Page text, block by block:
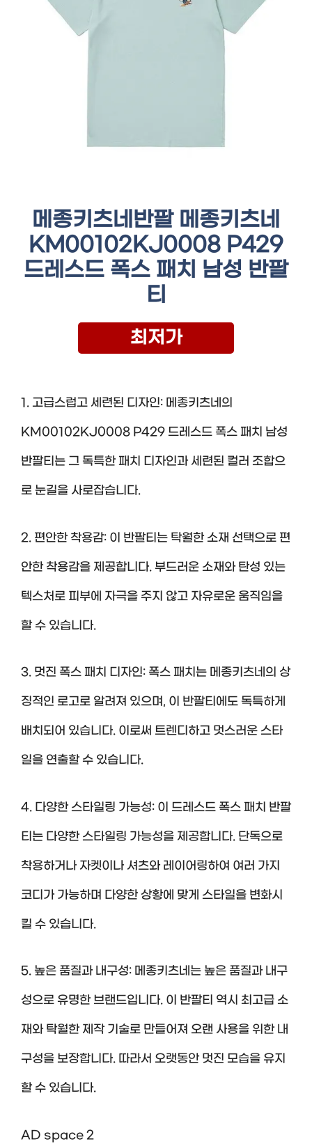
메종키츠네반팔 메종키츠네
KM00102KJ0008 P429
드레스드 폭스 패치 남성 반팔
티
최저가
1. 고급스럽고 세련된 디자인: 메종키츠네의
KM00102KJ0008 P429 드레스드 폭스 패치 남성
반팔티는 그 독특한 패치 디자인과 세련된 컬러 조합으
로 눈길을 사로잡습니다.
2. 편안한 착용감: 이 반팔티는 탁월한 소재 선택으로 편
안한 착용감을 제공합니다. 부드러운 소재와 탄성 있는
텍스처로 피부에 자극을 주지 않고 자유로운 움직임을
할 수 있습니다.
3. 멋진 폭스 패치 디자인: 폭스 패치는 메종키츠네의 상
징적인 로고로 알려져 있으며, 이 반팔티에도 독특하게
배치되어 있습니다. 이로써 트렌디하고 멋스러운 스타
일을 연출할 수 있습니다.
4. 다양한 스타일링 가능성: 이 드레스드 폭스 패치 반팔
티는 다양한 스타일링 가능성을 제공합니다. 단독으로
착용하거나 자켓이나 셔츠와 레이어링하여 여러 가지
코디가 가능하며 다양한 상황에 맞게 스타일을 변화시
킬 수 있습니다.
5. 높은 품질과 내구성: 메종키츠네는 높은 품질과 내구
성으로 유명한 브랜드입니다. 이 반팔티 역시 최고급 소
재와 탁월한 제작 기술로 만들어져 오랜 사용을 위한 내
구성을 보장합니다. 따라서 오랫동안 멋진 모습을 유지
할 수 있습니다.
AD space 2